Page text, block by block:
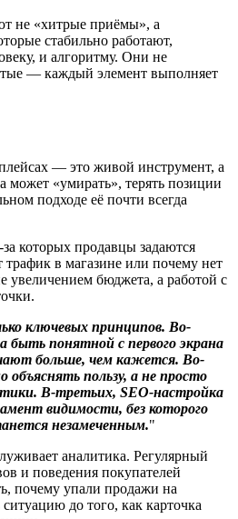
не «хитрые приёмы», а
стабильно работают,
и алгоритму. Они не
— каждый элемент выполняет
— это живой инструмент, а
может «умирать», терять позиции
подходе её почти всегда
которых продавцы задаются
трафик в магазине или почему нет
увеличением бюджета, а работой с
ключевых принципов. Во-
быть понятной с первого экрана
больше, чем кажется. Во-
объяснять пользу, а не просто
В-третьих, SEO-настройка
видимости, без которого
незамеченным.
аналитика. Регулярный
и поведения покупателей
почему упали продажи на
до того, как карточка